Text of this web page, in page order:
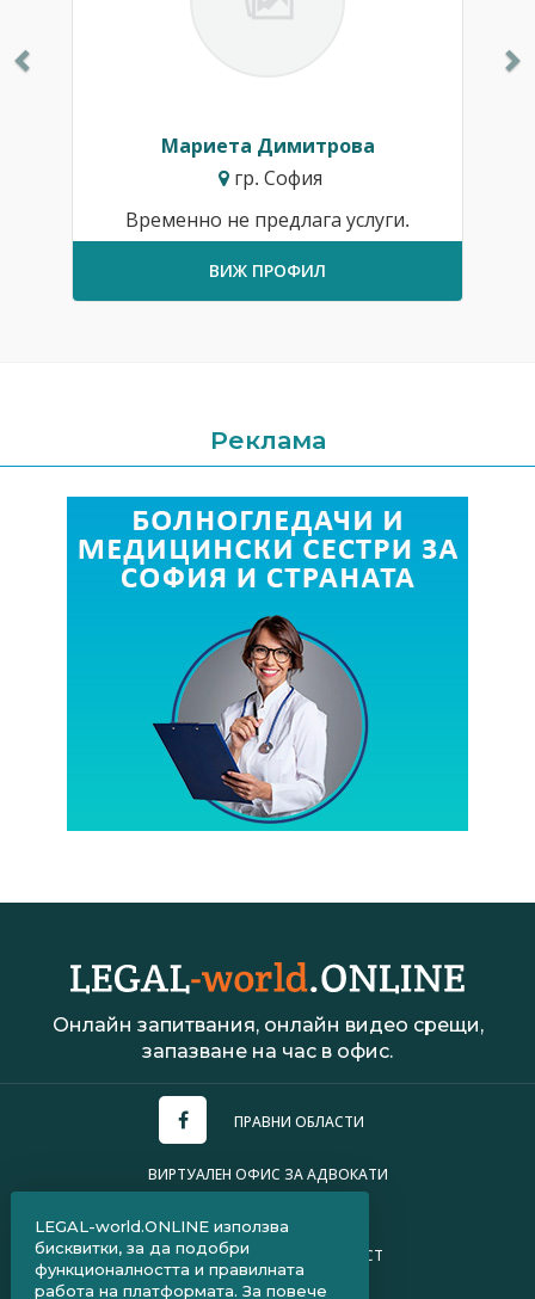
Мариета Димитрова
гр. София
Временно не предлага услуги.
ВИЖ ПРОФИЛ
Реклама
Онлайн запитвания, онлайн видео срещи,
запазване на час в офис.
ПРАВНИ ОБЛАСТИ
ВИРТУАЛЕН ОФИС ЗА АДВОКАТИ
ПОЛИТИКА ЗА ПОВЕРИТЕЛНОСТ
LEGAL-world.ONLINE използва
бисквитки, за да подобри
функционалността и правилната
работа на платформата. За повече